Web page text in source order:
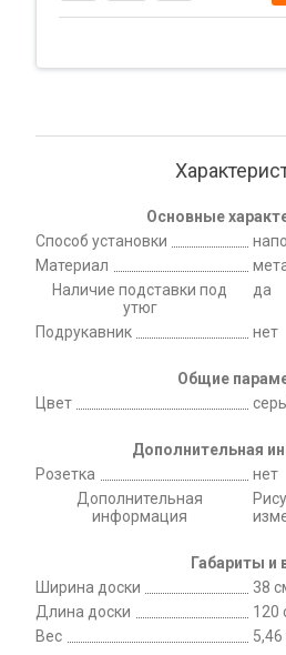
Основные
Способ установки
Материал
Наличие подставки под
утюг
да
Подрукавник нет
Общие
Цвет
Дополнительная
Розетка
нет
Дополнительная
информация
Габариты и
Ширина доски
38
Длина доски
120
Вес
5,46